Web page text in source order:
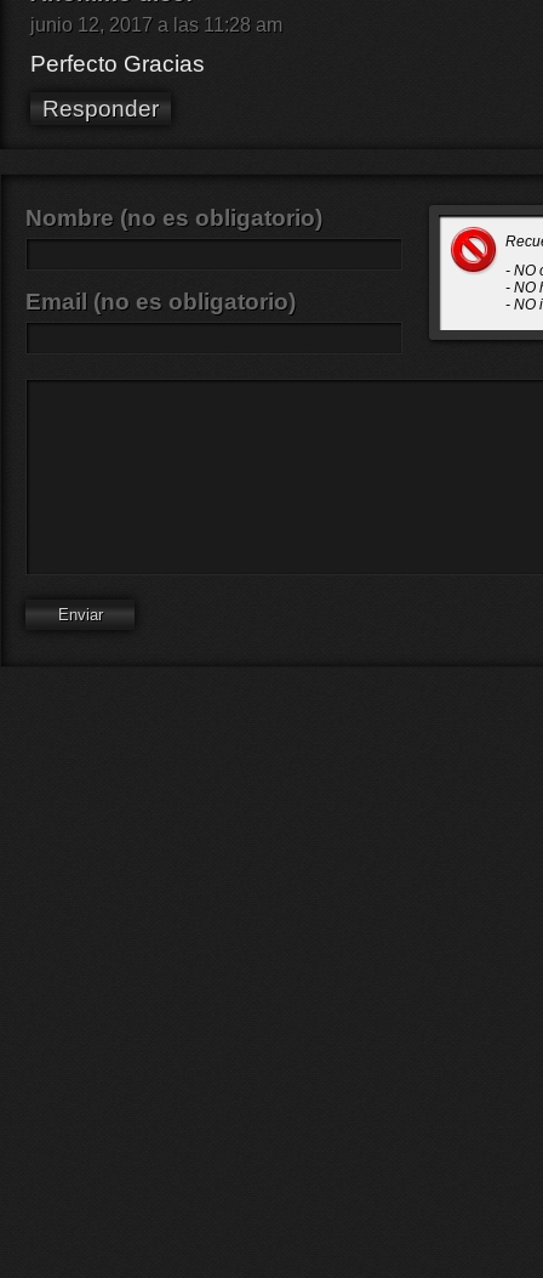
junio 12, 2017 a las 11:28 am
Perfecto Gracias
Responder
- NO
- NO
- NO
Nombre (no es obligatorio)
Email (no es obligatorio)